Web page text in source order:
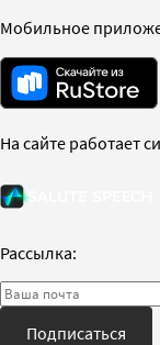
Мобильное
На сайте работает
Рассылка:
Подписаться